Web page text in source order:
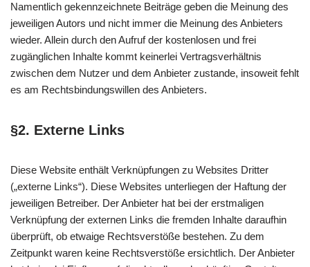
Namentlich gekennzeichnete Beiträge geben die Meinung des
jeweiligen Autors und nicht immer die Meinung des Anbieters
wieder. Allein durch den Aufruf der kostenlosen und frei
zugänglichen Inhalte kommt keinerlei Vertragsverhältnis
zwischen dem Nutzer und dem Anbieter zustande, insoweit fehlt
es am Rechtsbindungswillen des Anbieters.
§2. Externe Links
Diese Website enthält Verknüpfungen zu Websites Dritter
(„externe Links“). Diese Websites unterliegen der Haftung der
jeweiligen Betreiber. Der Anbieter hat bei der erstmaligen
Verknüpfung der externen Links die fremden Inhalte daraufhin
überprüft, ob etwaige Rechtsverstöße bestehen. Zu dem
Zeitpunkt waren keine Rechtsverstöße ersichtlich. Der Anbieter